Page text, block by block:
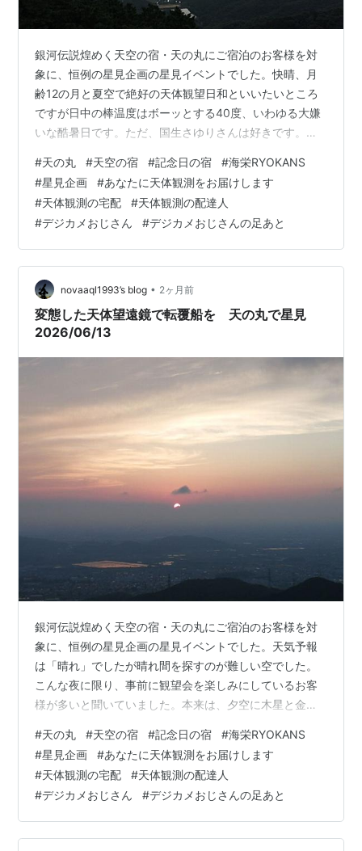
銀河伝説煌めく天空の宿・天の丸にご宿泊のお客様を対
象に、恒例の星見企画の星見イベントでした。快晴、月
齢12の月と夏空で絶好の天体観望日和といいたいところ
ですが日中の棒温度はボーッとする40度、いわゆる大嫌
いな酷暑日です。ただ、国生さゆりさんは好きです。日
酔っぱらている場合ではありません、宵の明星です。裸
眼で円形、半月、三日月どんな形に見えますか～？ 不思
議なことに回答は分かれます。そこで正解を望遠鏡でみ
てもらいました。今夜の月のようにみえれば酔っていま
せんよ。 次はメインの月です。月にへそがあり、実
は・・・・などとくどくど説明した後は、へーそ…
#天の丸 #天空の宿 #記念日の宿 #海栄RYOKANS
#星見企画 #あなたに天体観測をお届けします
#天体観測の宅配 #天体観測の配達人
#デジカメおじさん #デジカメおじさんの足あと
novaaql1993’s blog • 2ヶ月前
変態した天体望遠鏡で転覆船を 天の丸で星見
2026/06/13
銀河伝説煌めく天空の宿・天の丸にご宿泊のお客様を対
象に、恒例の星見企画の星見イベントでした。天気予報
は「晴れ」でしたが晴れ間を探すのが難しい空でした。
こんな夜に限り、事前に観望会を楽しみにしているお客
様が多いと聞いていました。本来は、夕空に木星と金星
した。それが、宵のビーナス金星が雲のベールを通して
チラリチラリ、望遠鏡を透して覗くとなんとか楕円状の
体形がわかる程度でした。それでも金星の満ち欠けの説
明に皆さん感心していました。何も見えない時には、天
体望遠鏡を変態望遠鏡に変体させて、三河湾に浮かぶ客
船を倍率70倍で体験していただきました。事前の注意…
#天の丸 #天空の宿 #記念日の宿 #海栄RYOKANS
#星見企画 #あなたに天体観測をお届けします
#天体観測の宅配 #天体観測の配達人
#デジカメおじさん #デジカメおじさんの足あと